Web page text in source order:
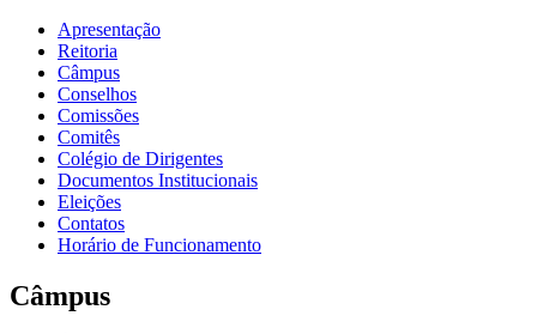
Apresentação
Reitoria
Câmpus
Conselhos
Comissões
Comitês
Colégio de Dirigentes
Documentos Institucionais
Eleições
Contatos
Horário de Funcionamento
Câmpus